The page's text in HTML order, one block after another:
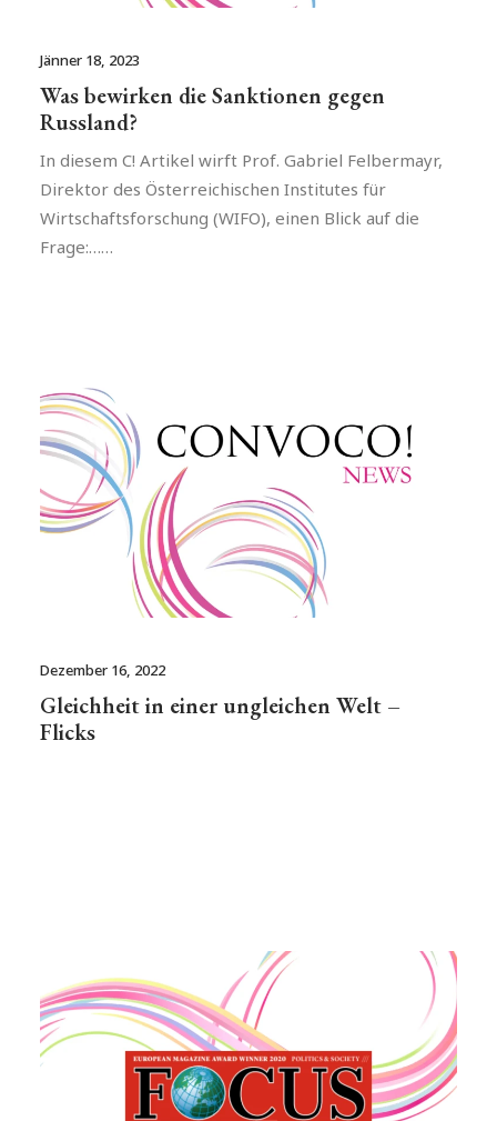
Jänner 18, 2023
Was bewirken die Sanktionen gegen
Russland?
In diesem C! Artikel wirft Prof. Gabriel Felbermayr,
Direktor des Österreichischen Institutes für
Wirtschaftsforschung (WIFO), einen Blick auf die
Frage:……
Dezember 16, 2022
Gleichheit in einer ungleichen Welt –
Flicks